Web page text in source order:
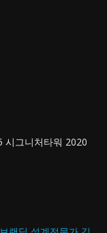
시그니처타워 2020